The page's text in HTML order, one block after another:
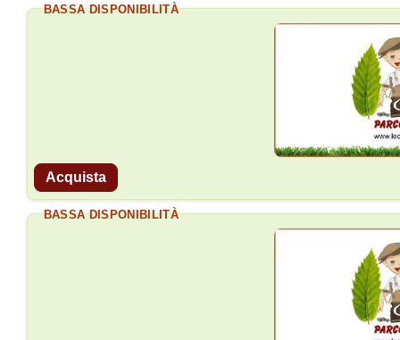
BASSA DISPONIBILITÀ
Acquista
BASSA DISPONIBILITÀ